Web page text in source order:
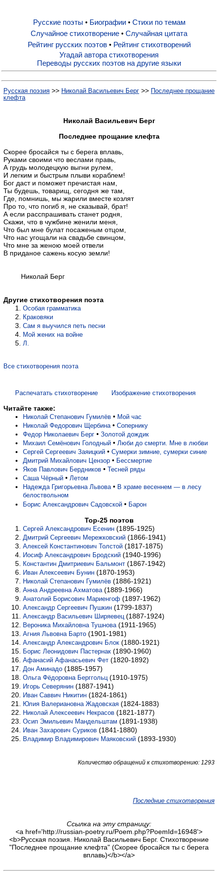
Русские поэты
Биографии
Стихи по темам
Случайная цитата
Рейтинг русских поэтов
Рейтинг стихотворений
Русские поэты • Биографии• Стихи по темам
Случайное стихотворение • Случайная цитата
Рейтинг русских поэтов• Рейтинг стихотворений
Угадай автора стихотворения
Переводы русских поэтов на другие языки
Русская поэзия >> Николай Васильевич Берг >> Последнее прощание
клефта
Николай Васильевич Берг
Последнее прощание клефта
Скорее бросайся ты с берега вплавь,
Руками своими что веслами правь,
А грудь молодецкую выгни рулем,
И легким и быстрым плыви кораблем!
Бог даст и поможет пречистая нам,
Ты будешь, товарищ, сегодня же там,
Где, помнишь, мы жарили вместе козлят
Про то, что погиб я, не сказывай, брат!
А если расспрашивать станет родня,
Скажи, что в чужбине женили меня,
Что был мне булат посаженым отцом,
Что нас угощали на свадьбе свинцом,
Что мне за женою моей отвели
В приданое сажень косую земли!
Николай Берг
Другие стихотворения поэта
Особая грамматика
Краковяки
Сам я выучился петь песни
Мой жених на войне
Л.
Все стихотворения поэта
Распечатать стихотворение Изображение стихотворения
Читайте также:
Николай Степанович Гумилёв • Мой час
Николай Федорович Щербина • Сопернику
Федор Николаевич Берг • Золотой дождик
Михаил Семёнович Голодный • Люби до смерти. Мне в любви
Сергей Сергеевич Заяицкий • Сумерки зимние, сумерки синие
Дмитрий Михайлович Цензор • Бессмертие
Яков Павлович Бердников • Тесней ряды
Саша Чёрный • Летом
Надежда Григорьевна Львова • В храме весеннем — в лесу
белоствольном
Борис Александрович Садовской • Барон
Top-25 поэтов
Сергей Александрович Есенин (1895-1925)
Дмитрий Сергеевич Мережковский (1866-1941)
Алексей Константинович Толстой (1817-1875)
Иосиф Александрович Бродский (1940-1996)
Константин Дмитриевич Бальмонт (1867-1942)
Иван Алексеевич Бунин (1870-1953)
Николай Степанович Гумилёв (1886-1921)
Анна Андреевна Ахматова (1889-1966)
Анатолий Борисович Мариенгоф (1897-1962)
Александр Сергеевич Пушкин (1799-1837)
Александр Васильевич Ширяевец (1887-1924)
Вероника Михайловна Тушнова (1911-1965)
Агния Львовна Барто (1901-1981)
Александр Александрович Блок (1880-1921)
Борис Леонидович Пастернак (1890-1960)
Афанасий Афанасьевич Фет (1820-1892)
Дон Аминадо (1885-1957)
Ольга Фёдоровна Берггольц (1910-1975)
Игорь Северянин (1887-1941)
Иван Саввич Никитин (1824-1861)
Юлия Валериановна Жадовская (1824-1883)
Николай Алексеевич Некрасов (1821-1877)
Осип Эмильевич Мандельштам (1891-1938)
Иван Захарович Суриков (1841-1880)
Владимир Владимирович Маяковский (1893-1930)
Количество обращений к стихотворению: 1293
Последние стихотворения
Ссылка на эту страницу:
<a href='http://russian-poetry.ru/Poem.php?PoemId=16948'>
<b>Русская поэзия. Николай Васильевич Берг. Стихотворение
"Последнее прощание клефта" (Скорее бросайся ты с берега
вплавь)</b></a>